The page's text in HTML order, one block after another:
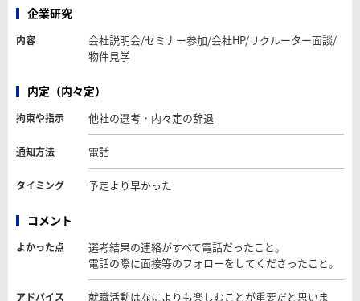
企業研究
内容
会社説明会/セミナー参加/会社HP/リクルーター面談/
物件見学
内定（内々定）
拘束や指示 他社の選考・内々定の辞退
通知方法 電話
タイミング 予定より早かった
コメント
よかった点
選考結果の連絡がすべて電話だったこと。
電話の際に面接等のフォローをしてくださったこと。
アドバイス
就職活動はなによりも楽しむことが重要だと思いま